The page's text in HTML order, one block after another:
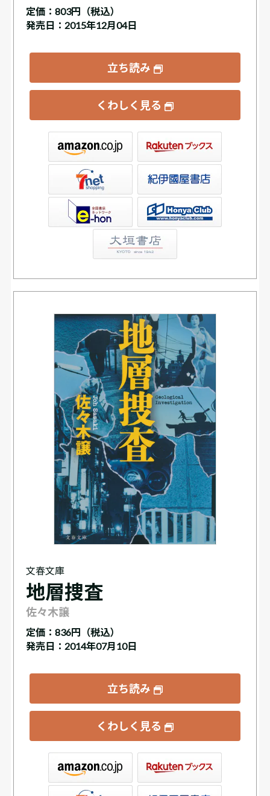
定価： 803円（税込）
発売日：2015年12月04日
立ち読み
くわしく見る
書店ウェブストア
文春文庫
地層捜査
佐々木譲
定価： 836円（税込）
発売日：2014年07月10日
立ち読み
くわしく見る
書店ウェブストア